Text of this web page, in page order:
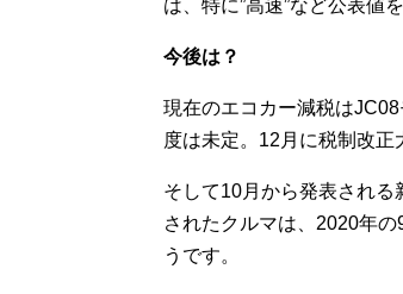
は、特に”高速”など公表値
今後は？
現在のエコカー減税は
度は未定。12月に税制改正
そして10月から発表され
されたクルマは、2020年
うです。